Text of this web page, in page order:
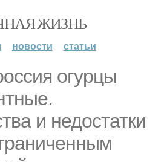
ЖИЗНЬ
новости статьи
огурцы
и недостатки